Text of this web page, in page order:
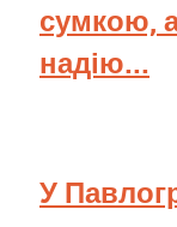
сумкою,
надію...
У